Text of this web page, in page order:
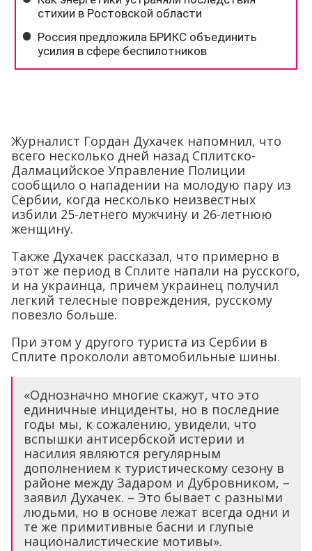
Журналист Гордан Духачек напомнил, что
всего несколько дней назад Сплитско-
Далмацийское Управление Полиции
сообщило о нападении на молодую пару из
Сербии, когда несколько неизвестных
избили 25-летнего мужчину и 26-летнюю
женщину.
Также Духачек рассказал, что примерно в
этот же период в Сплите напали на русского,
и на украинца, причем украинец получил
легкий телесные повреждения, русскому
повезло больше.
При этом у другого туриста из Сербии в
Сплите прокололи автомобильные шины.
«Однозначно многие скажут, что это
единичные инциденты, но в последние
годы мы, к сожалению, увидели, что
вспышки антисербской истерии и
насилия являются регулярным
дополнением к туристическому сезону в
районе между Задаром и Дубровником, –
заявил Духачек. – Это бывает с разными
людьми, но в основе лежат всегда одни и
те же примитивные басни и глупые
националистические мотивы».